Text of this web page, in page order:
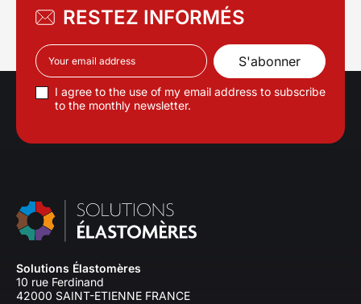
RESTEZ INFORMÉS
I agree to the use of my email address to subscribe
to the monthly newsletter.
Solutions Élastomères
10 rue Ferdinand
42000 SAINT-ETIENNE FRANCE